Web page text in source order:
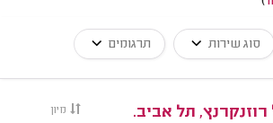
סוג שירות תרגומים
מיון
רוזנקרנץ, תל אביב.